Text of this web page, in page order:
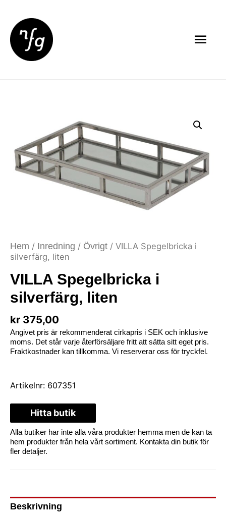
Hem / Inredning / Övrigt / VILLA Spegelbricka i
silverfärg, liten
VILLA Spegelbricka i
silverfärg, liten
kr 375,00
Angivet pris är rekommenderat cirkapris i SEK och inklusive
moms. Det står varje återförsäljare fritt att sätta sitt eget pris.
Fraktkostnader kan tillkomma. Vi reserverar oss för tryckfel.
Artikelnr: 607351
Hitta butik
Alla butiker har inte alla våra produkter hemma men de kan ta
hem produkter från hela vårt sortiment. Kontakta din butik för
fler detaljer.
Beskrivning